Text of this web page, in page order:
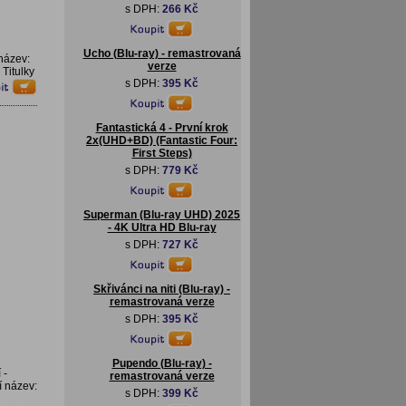
-
název:
s DPH: 266 Kč
Ucho (Blu-ray) - remastrovaná
verze
s DPH: 395 Kč
Fantastická 4 - První krok
2x(UHD+BD) (Fantastic Four:
First Steps)
s DPH: 779 Kč
Superman (Blu-ray UHD) 2025
- 4K Ultra HD Blu-ray
s DPH: 727 Kč
Skřivánci na niti (Blu-ray) -
remastrovaná verze
s DPH: 395 Kč
Pupendo (Blu-ray) -
remastrovaná verze
s DPH: 399 Kč